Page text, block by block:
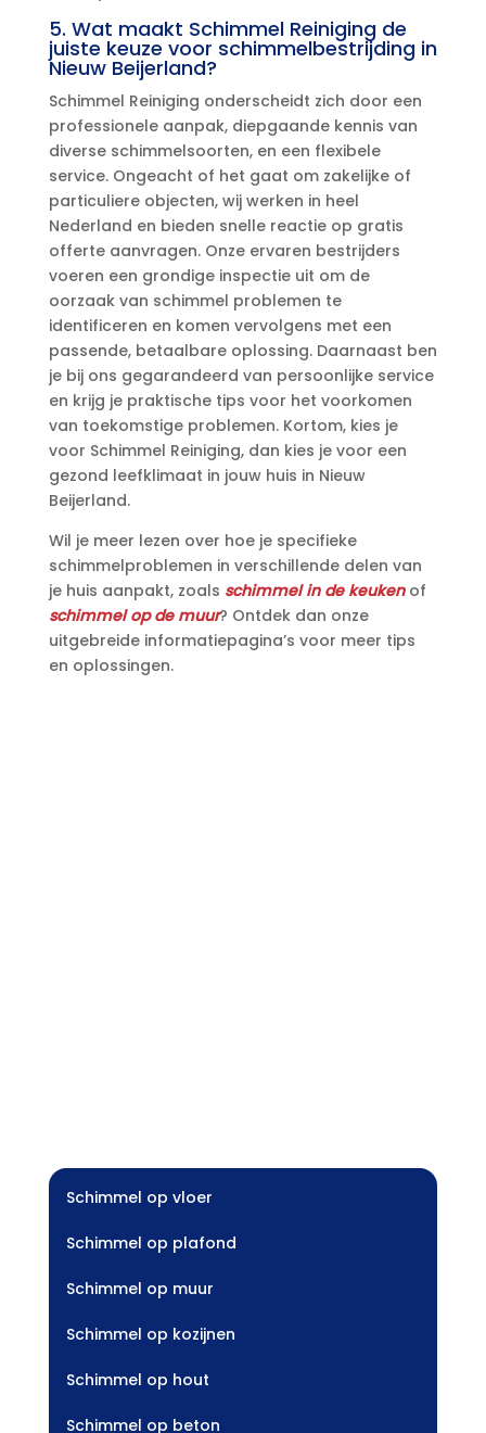
5.​ Wat maakt Schimmel Reiniging de
juiste keuze voor schimmelbestrijding in
Nieuw Beijerland?
Schimmel Reiniging onderscheidt zich door een
professionele aanpak, diepgaande kennis van
diverse schimmelsoorten, en een flexibele
service.​ Ongeacht of het gaat om zakelijke of
particuliere objecten, wij werken in heel
Nederland en bieden snelle reactie op gratis
offerte aanvragen.​ Onze ervaren bestrijders
voeren een grondige inspectie uit om de
oorzaak van schimmel problemen te
identificeren en komen vervolgens met een
passende, betaalbare oplossing.​ Daarnaast ben
je bij ons gegarandeerd van persoonlijke service
en krijg je praktische tips voor het voorkomen
van toekomstige problemen.​ Kortom, kies je
voor Schimmel Reiniging, dan kies je voor een
gezond leefklimaat in jouw huis in Nieuw
Beijerland.​
Wil je meer lezen over hoe je specifieke
schimmelproblemen in verschillende delen van
je huis aanpakt, zoals schimmel in de keukenof
schimmel op de muur? Ontdek dan onze
uitgebreide informatiepagina’s voor meer tips
en oplossingen.​
Schimmel op vloer
Schimmel op plafond
Schimmel op muur
Schimmel op kozijnen
Schimmel op hout
Schimmel op beton